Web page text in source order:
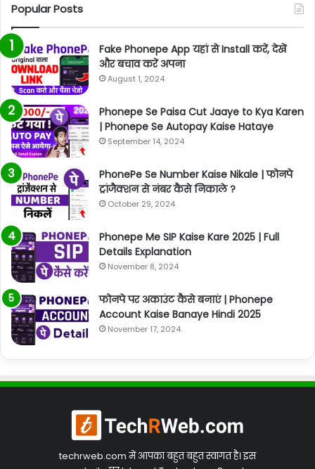
Popular Posts
Fake Phonepe App यहां से Install करें, देखें
और बचाव करें अपना
August 1, 2024
Phonepe Se Paisa Cut Jaaye to Kya Karen
| Phonepe Se Autopay Kaise Hataye
September 14, 2024
PhonePe Se Number Kaise Nikale | फोनपे
ट्रांजैक्शन से नंबर कैसे निकाले ?
October 29, 2024
Phonepe Me SIP Kaise Kare 2025 | Full
Details Explanation
November 8, 2024
फोनपे पर अकाउंट कैसे बनाएं | Phonepe
Account Kaise Banaye Hindi 2025
November 17, 2024
techrweb.com में आपका बहुत बहुत स्वागत है। इस